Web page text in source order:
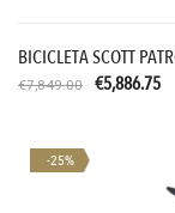
BICICLETA SCOTT
€7,849.00 €5,886.75
-25%